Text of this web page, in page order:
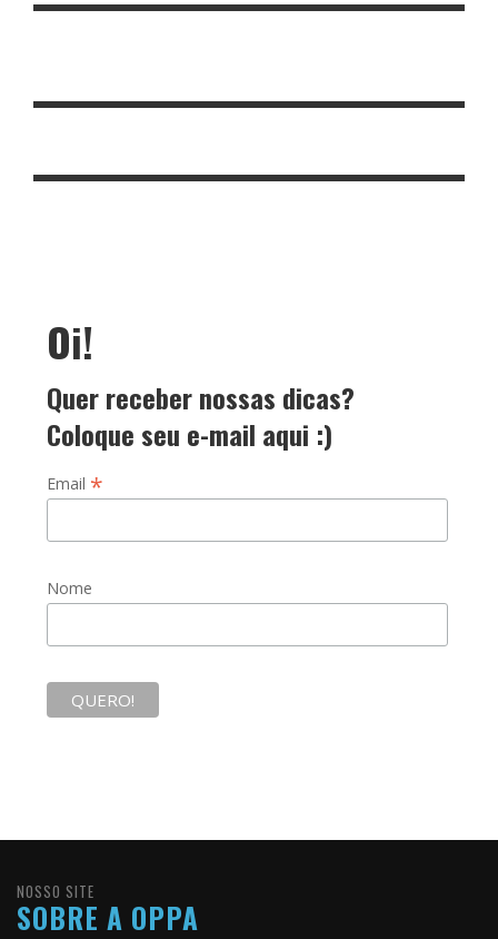
Oi!
Quer receber nossas dicas?
Coloque seu e-mail aqui :)
Email *
Nome
NOSSO SITE
SOBRE A OPPA